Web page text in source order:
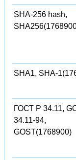
SHA-256 hash,
SHA1, SHA-
ГОСТ Р 34.11,
34.11-94,
GOST(1768900)